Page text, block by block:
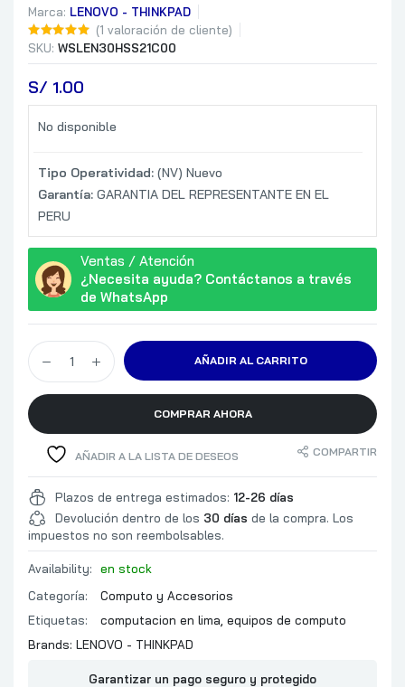
Marca: LENOVO - THINKPAD
(1 valoración de cliente)
SKU: WSLEN30HSS21C00
S/ 1.00
No disponible
Tipo Operatividad: (NV) Nuevo
Garantía: GARANTIA DEL REPRESENTANTE EN EL
PERU
Ventas / Atención
¿Necesita ayuda? Contáctanos a través
de WhatsApp
AÑADIR AL CARRITO
COMPRAR AHORA
AÑADIR A LA LISTA DE DESEOS COMPARTIR
Plazos de entrega estimados: 12-26 días
Devolución dentro de los 30 días de la compra. Los
impuestos no son reembolsables.
Availability:
en stock
Categoría:
Computo y Accesorios
Etiquetas:
computacion en lima equipos de computo
Brands: LENOVO - THINKPAD
Garantizar un pago seguro y protegido